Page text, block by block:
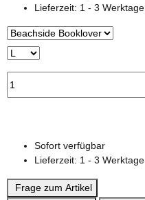
Lieferzeit: 1 - 3 Werktage
Sofort verfügbar
Lieferzeit: 1 - 3 Werktage
Frage zum Artikel